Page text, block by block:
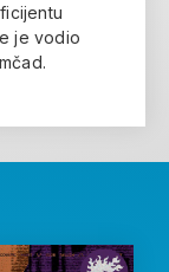
je vodio